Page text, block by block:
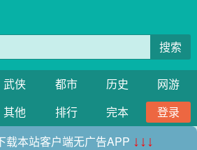
搜索
武侠 都市 历史
网游
其他 排行 完本
登录
载本站客户端无广告APP ↓↓↓